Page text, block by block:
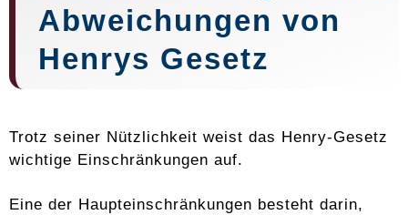
Abweichungen von
Henrys Gesetz
Trotz seiner Nützlichkeit weist das Henry-Gesetz
wichtige Einschränkungen auf.
Eine der Haupteinschränkungen besteht darin,